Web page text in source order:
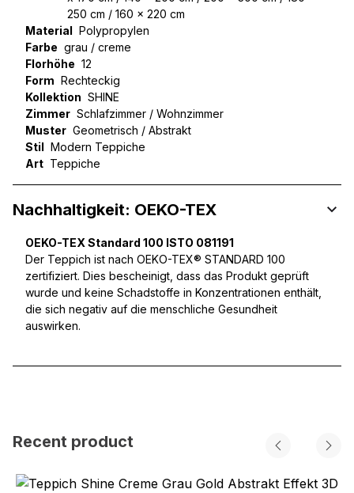
250 cm / 160 x 220 cm
Material Polypropylen
Farbe grau / creme
Florhöhe 12
Form Rechteckig
Kollektion SHINE
Zimmer Schlafzimmer / Wohnzimmer
Muster Geometrisch / Abstrakt
Stil Modern Teppiche
Art Teppiche
Nachhaltigkeit: OEKO-TEX
OEKO-TEX Standard 100 ISTO 081191
Der Teppich ist nach OEKO-TEX® STANDARD 100
zertifiziert. Dies bescheinigt, dass das Produkt geprüft
wurde und keine Schadstoffe in Konzentrationen enthält,
die sich negativ auf die menschliche Gesundheit
auswirken.
Recent product